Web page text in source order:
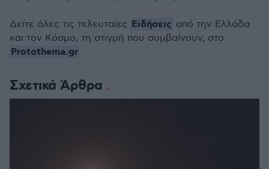
Σχετικά Άρθρα
Δείτε όλες τις τελευταίες Ειδήσεις από την Ελλάδα
και τον Κόσμο, τη στιγμή που συμβαίνουν, στο
Protothema.gr